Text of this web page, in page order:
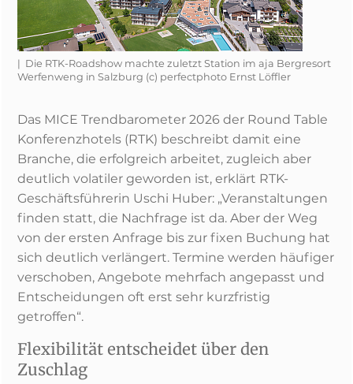
| Die RTK-Roadshow machte zuletzt Station im aja Bergresort
Werfenweng in Salzburg (c) perfectphoto Ernst Löffler
Das MICE Trendbarometer 2026 der Round Table
Konferenzhotels (RTK) beschreibt damit eine
Branche, die erfolgreich arbeitet, zugleich aber
deutlich volatiler geworden ist, erklärt RTK-
Geschäftsführerin Uschi Huber: „Veranstaltungen
finden statt, die Nachfrage ist da. Aber der Weg
von der ersten Anfrage bis zur fixen Buchung hat
sich deutlich verlängert. Termine werden häufiger
verschoben, Angebote mehrfach angepasst und
Entscheidungen oft erst sehr kurzfristig
getroffen“.
Flexibilität entscheidet über den
Zuschlag